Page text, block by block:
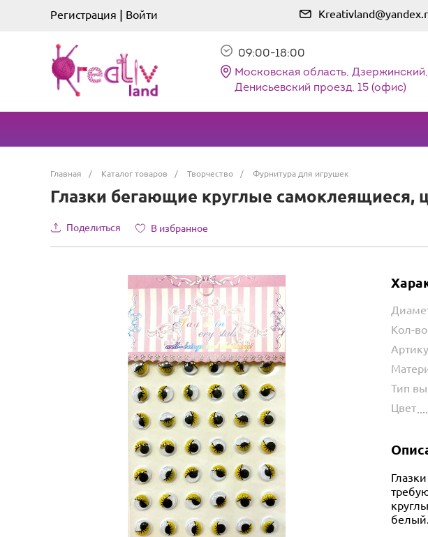
Регистрация | Войти
09:00-18:00
Московская область, Дзержинский,
Денисьевский проезд, 15 (офис)
Главная / Каталог товаров / Творчество / Фурнитура для игрушек
Глазки бегающие круглые самоклеящиеся,
Поделиться В избранное
Кол-
Тип
Цвет
белый.